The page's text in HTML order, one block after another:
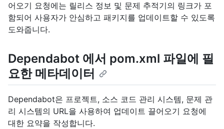
어오기 요청에는 릴리스 정보 및 문제 추적기의 링크가 포
함되어 사용자가 안심하고 패키지를 업데이트할 수 있도록
도와줍니다.
Dependabot 에서 pom.xml 파일에 필
요한 메타데이터
Dependabot은 프로젝트, 소스 코드 관리 시스템, 문제 관
리 시스템의 URL을 사용하여 업데이트 끌어오기 요청에
대한 요약을 작성합니다.